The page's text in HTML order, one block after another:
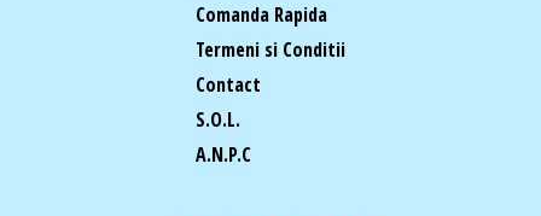
Comanda Rapida
Termeni si Conditii
Contact
S.O.L.
A.N.P.C